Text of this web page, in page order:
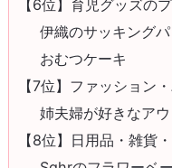
【6位】育児グッズの
伊織のサッキング
おむつケーキ
【7位】ファッション
姉夫婦が好きなア
【8位】日用品・雑貨